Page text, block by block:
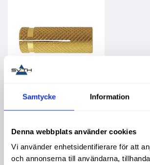
Samtycke Information
Denna webbplats använder cookies
Vi använder enhetsidentifierare för att
och annonserna till användarna,
Mässingsankare
M8X28Mm 4St To
Förpackad om 1/20 st.
66,00 :-